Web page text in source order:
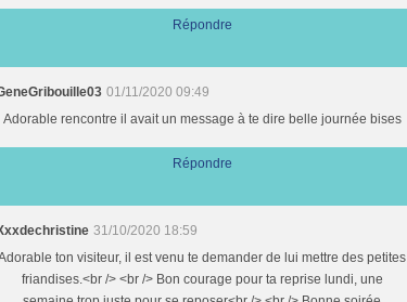
Répondre
01/11/2020 09:49
Adorable rencontre il avait un message à te dire belle journée bises
Répondre
31/10/2020 18:59
ton visiteur, il est venu te demander de lui mettre des petites
friandises.<br /> <br /> Bon courage pour ta reprise lundi, une